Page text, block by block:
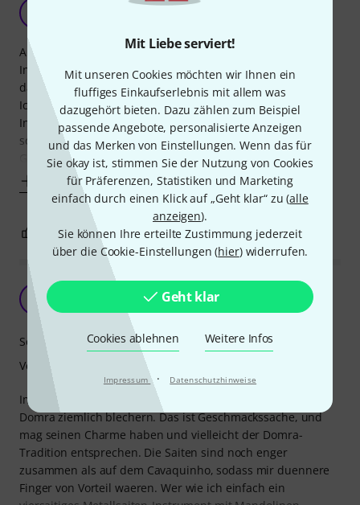
Mit Liebe serviert!
Mit unseren Cookies möchten wir Ihnen ein
fluffiges Einkaufserlebnis mit allem was
dazugehört bieten. Dazu zählen zum Beispiel
passende Angebote, personalisierte Anzeigen
und das Merken von Einstellungen. Wenn das für
Sie okay ist, stimmen Sie der Nutzung von Cookies
für Präferenzen, Statistiken und Marketing
einfach durch einen Klick auf „Geht klar“ zu (alle
anzeigen).
Sie können Ihre erteilte Zustimmung jederzeit
über die Cookie-Einstellungen (hier) widerrufen.
Geht klar
Cookies ablehnen Weitere Infos
Impressum · Datenschutzhinweise
Also, fangen wir doch einmal beim Guten an. Das
Instrument ist wirklich sehr schön und außergewöhnlich,
daran besteht gar kein Zweifel. Die Photos täuschen nicht.
Ich würde sogar sagen, dass in Wirklichkeit, als ich das
Instrument dann vor mir liegen hatte, die Farben noch
schöner und etwas satter sind als auf den Bildern.
Gestaltungs- und aussehenstechnisch also
Mehr anzeigen
5 BEWERTUNG MELDEN
etwas blecherner Klang
Im Vergleich zu meinen Cavaquinhos ist der Klang der
Domra ziemlich blechern. Das ist Geschmackssache, und
mag seinen Charme haben und vielleicht der Domra-
Tradition entsprechen. Die Saiten sind noch enger
zusammen als auf dem Cavaquinho, sodass mir duennere
Finger von Vorteil waeren. Wer wie ich einfach ein
Sound
Verarbeitung